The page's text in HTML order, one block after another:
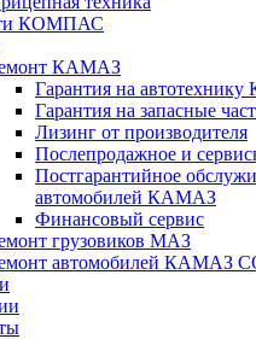
КОМПАС
КАМАЗ
Гарантия на
Гарантия на запасные
Лизинг от производителя
Послепродажное и
Постгарантийное
автомобилей КАМАЗ
Финансовый сервис
грузовиков МАЗ
автомобилей КАМАЗ